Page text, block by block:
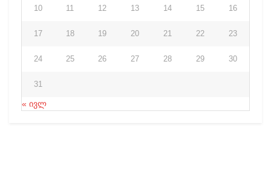
10 11 12 13 14 15 16
17 18 19 20 21 22 23
24 25 26 27 28 29 30
31
« ივლ